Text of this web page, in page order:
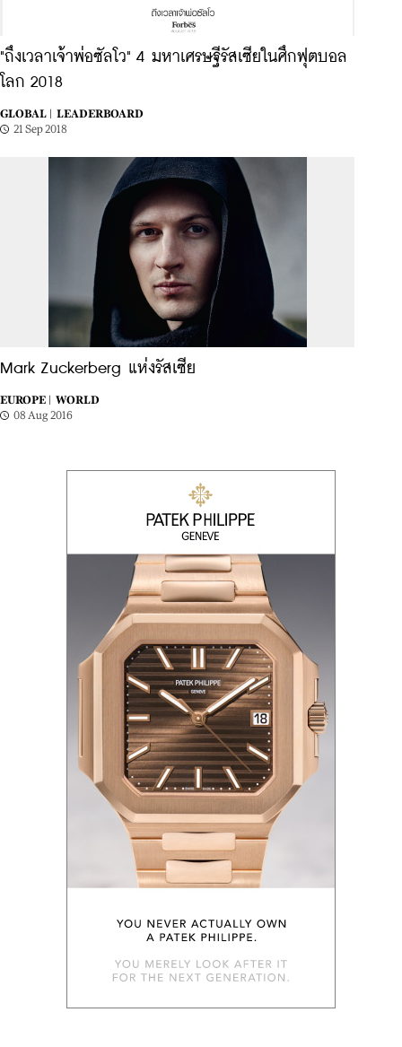
"ถึงเวลาเจ้าพ่อซัลโว" 4 มหาเศรษฐีรัสเซียในศึกฟุตบอล
โลก 2018
GLOBAL |
LEADERBOARD
21 Sep 2018
Mark Zuckerberg แห่งรัสเซีย
EUROPE |
WORLD
08 Aug 2016